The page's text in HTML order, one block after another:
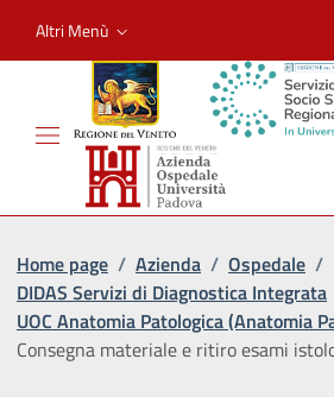
Altri Menù
Home page / Azienda / Ospedale /
DIDAS Servizi di Diagnostica Integrata
UOC Anatomia Patologica (Anatomia
Consegna materiale e ritiro esami